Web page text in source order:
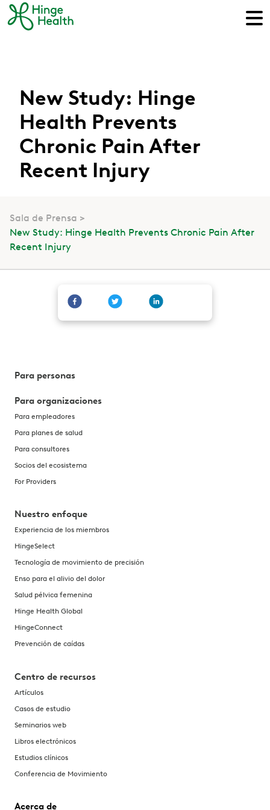
New Study: Hinge
Health Prevents
Chronic Pain After
Recent Injury
Sala de Prensa
New Study: Hinge Health Prevents Chronic Pain After
Recent Injury
Para personas
Para organizaciones
Para empleadores
Para planes de salud
Para consultores
Socios del ecosistema
For Providers
Nuestro enfoque
Experiencia de los miembros
HingeSelect
Tecnología de movimiento de precisión
Enso para el alivio del dolor
Salud pélvica femenina
Hinge Health Global
HingeConnect
Prevención de caídas
Centro de recursos
Artículos
Casos de estudio
Seminarios web
Libros electrónicos
Estudios clínicos
Conferencia de Movimiento
Acerca de